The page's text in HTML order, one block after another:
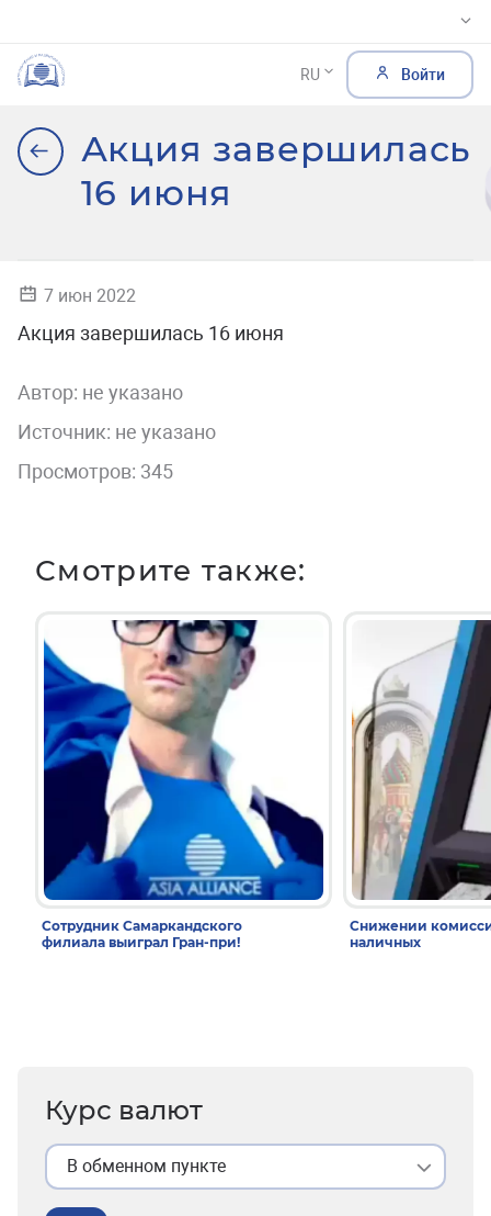
RU Войти
Акция завершилась
16 июня
7 июн 2022
Акция завершилась 16 июня
Автор: не указано
Источник: не указано
Просмотров: 345
Смотрите также:
Сотрудник Самаркандского
филиала выиграл Гран-при!
Снижении
наличных
Курс валют
В обменном пункте